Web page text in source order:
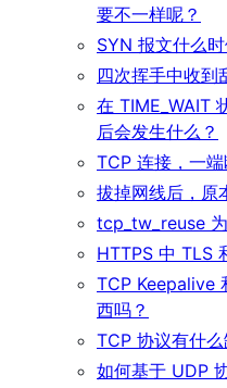
要不一样呢？
SYN 报文什么
四次挥手中收到
在 TIME_WAIT
后会发生什么？
TCP 连接，一
拔掉网线后，原
tcp_tw_reuse
HTTPS 中 TLS
TCP Keepalive
西吗？
TCP 协议有什么
如何基于 UDP